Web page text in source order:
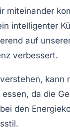
miteinander
intelligenter
auf
verbessert.
da die
den